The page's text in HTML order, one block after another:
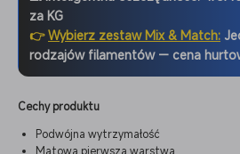
za KG
👉Wybierz zestaw Mix & Match:
rodzajów filamentów — cena
Cechy produktu
Podwójna wytrzymałość
Matowa pierwsza warstwa